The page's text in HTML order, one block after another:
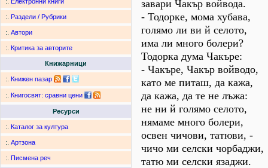
:. Раздели / Рубрики
:. Автори
:. Критика за авторите
Книжарници
:. Книжен пазар
:. Книгосвят: сравни цени
Ресурси
:. Каталог за култура
:. Артзона
:. Писмена реч
завари Чакър войвода.
- Тодорке, мома хубава,
голямо ли ви й селото,
има ли много болери?
Тодорка дума Чакъре:
- Чакъре, Чакър войводо,
като ме питаш, да кажа,
да кажа, да те не лъжа:
не ни й голямо селото,
нямаме много болери,
освен чичови, татюви, -
чичо ми селски чорбаджи,
татю ми селски язаджи.